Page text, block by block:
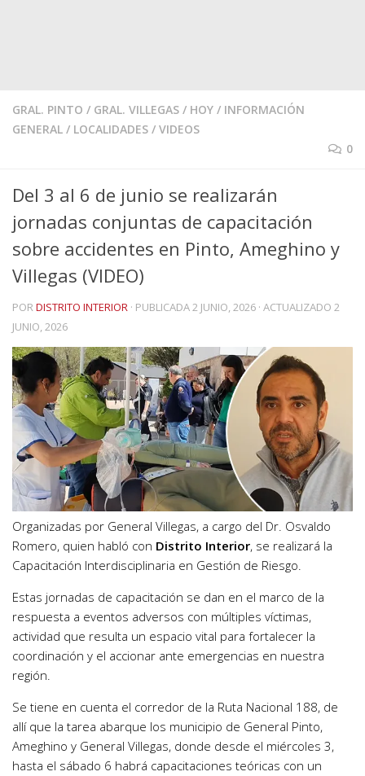
GRAL. PINTO / GRAL. VILLEGAS / HOY / INFORMACIÓN
GENERAL / LOCALIDADES / VIDEOS
0
Del 3 al 6 de junio se realizarán
jornadas conjuntas de capacitación
sobre accidentes en Pinto, Ameghino y
Villegas (VIDEO)
PORDISTRITO INTERIOR · PUBLICADA2 JUNIO, 2026 · ACTUALIZADO 2
JUNIO, 2026
Organizadas por General Villegas, a cargo del Dr. Osvaldo
Romero, quien habló con Distrito Interior, se realizará la
Capacitación Interdisciplinaria en Gestión de Riesgo.
Estas jornadas de capacitación se dan en el marco de la
respuesta a eventos adversos con múltiples víctimas,
actividad que resulta un espacio vital para fortalecer la
coordinación y el accionar ante emergencias en nuestra
región.
Se tiene en cuenta el corredor de la Ruta Nacional 188, de
allí que la tarea abarque los municipio de General Pinto,
Ameghino y General Villegas, donde desde el miércoles 3,
hasta el sábado 6 habrá capacitaciones teóricas con un